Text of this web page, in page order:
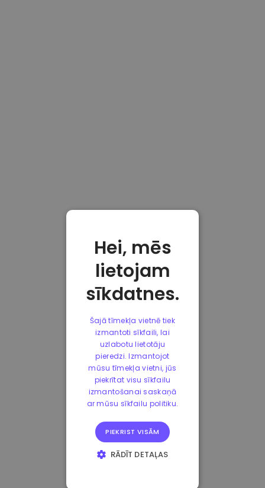
Hei, mēs
lietojam
sīkdatnes.
Šajā tīmekļa vietnē tiek
izmantoti sīkfaili, lai
uzlabotu lietotāju
pieredzi. Izmantojot
mūsu tīmekļa vietni, jūs
piekrītat visu sīkfailu
izmantošanai saskaņā
ar mūsu sīkfailu politiku.
PIEKRIST VISĀM
RĀDĪT DETAĻAS